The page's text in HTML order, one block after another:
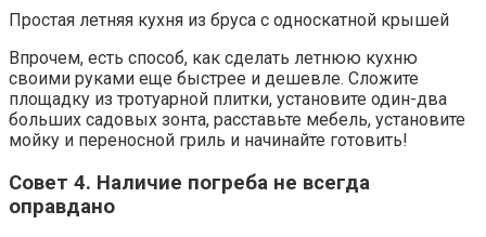
Простая летняя кухня из бруса с односкатной крышей
Впрочем, есть способ, как сделать летнюю кухню
своими руками еще быстрее и дешевле. Сложите
площадку из тротуарной плитки, установите один-два
больших садовых зонта, расставьте мебель, установите
мойку и переносной гриль и начинайте готовить!
Совет 4. Наличие погреба не всегда
оправдано